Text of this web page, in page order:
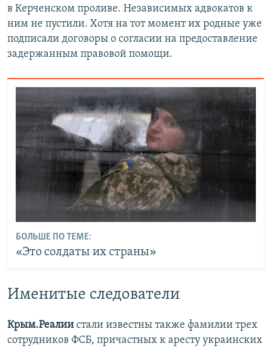
в Керченском проливе. Независимых адвокатов к
ним не пустили. Хотя на тот момент их родные уже
подписали договоры о согласии на предоставление
задержанным правовой помощи.
БОЛЬШЕ ПО ТЕМЕ:
«Это солдаты их страны»
Именитые следователи
Крым.Реалии стали известны также фамилии трех
сотрудников ФСБ, причастных к аресту украинских